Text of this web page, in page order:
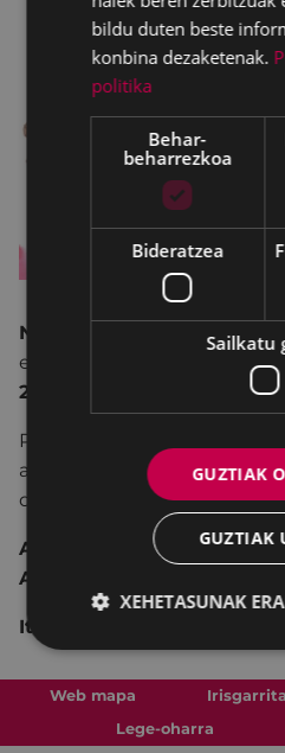
Naluak
gure aluetatik
egiteko aukera emango
28an.
Portaleko
arte, elkartzeko
danok goxo egoteko eta
Ainhoa Aldazabal
Ariznabarreta Ibarluzearen
Itzulpen zerbitzua egongo
Web mapa
Lege-oharra
bildu duten beste
konbina dezaketenak.
politika
Behar-
beharrezkoa
Bideratzea
Sailkatu
GUZTIAK
GUZTIAK
XEHETASUNAK